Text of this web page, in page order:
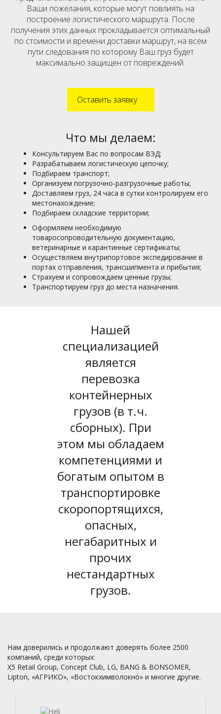
Ваши пожелания, которые могут повлиять на
построение логистического маршрута. После
получения этих данных прокладывается оптимальный
по стоимости и времени доставки маршрут, на всем
пути следования по которому Ваш груз будет
максимально защищен от повреждений.
Оставить заявку
Что мы делаем:
Консультируем Вас по вопросам ВЭД;
Разрабатываем логистическую цепочку;
Подбираем транспорт;
Организуем погрузочно-разгрузочные работы;
Доставляем груз, 24 часа в сутки контролируем его
местонахождение;
Подбираем складские территории;
Оформляем необходимую
товаросопроводительную документацию,
ветеринарные и карантинные сертификаты;
Осуществляем внутрипортовое экспедирование в
портах отправления, трансшипмента и прибытия;
Страхуем и сопровождаем ценные грузы;
Транспортируем груз до места назначения.
Нашей
специализацией
является
перевозка
контейнерных
грузов (в т.ч.
сборных). При
этом мы обладаем
компетенциями и
богатым опытом в
транспортировке
скоропортящихся,
опасных,
негабаритных и
прочих
нестандартных
грузов.
Нам доверились и продолжают доверять более 2500
компаний, среди которых:
X5 Retail Group, Concept Club, LG, BANG & BONSOMER,
Lipton, «АГРИКО», «Востокхимволокно» и многие другие.